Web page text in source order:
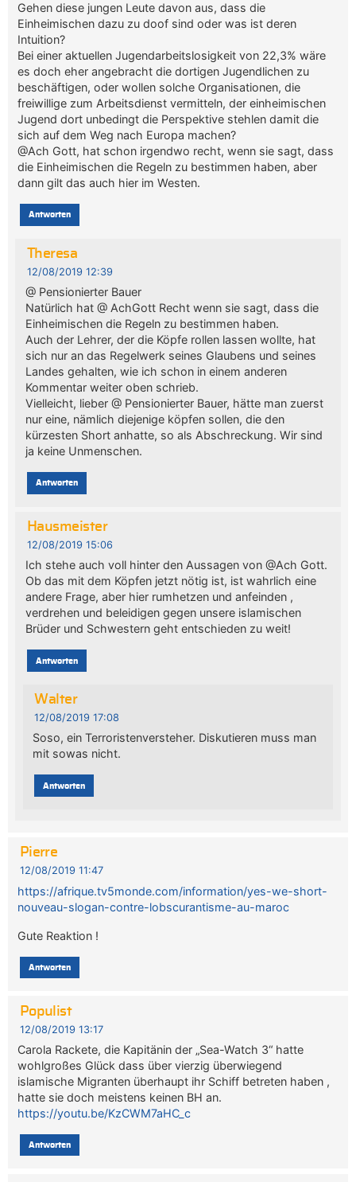
Gehen diese jungen Leute davon aus, dass die
Einheimischen dazu zu doof sind oder was ist deren
Intuition?
Bei einer aktuellen Jugendarbeitslosigkeit von 22,3% wäre
es doch eher angebracht die dortigen Jugendlichen zu
beschäftigen, oder wollen solche Organisationen, die
freiwillige zum Arbeitsdienst vermitteln, der einheimischen
Jugend dort unbedingt die Perspektive stehlen damit die
sich auf dem Weg nach Europa machen?
@Ach Gott, hat schon irgendwo recht, wenn sie sagt, dass
die Einheimischen die Regeln zu bestimmen haben, aber
dann gilt das auch hier im Westen.
Antworten
Theresa
12/08/2019 12:39
@ Pensionierter Bauer
Natürlich hat @ AchGott Recht wenn sie sagt, dass die
Einheimischen die Regeln zu bestimmen haben.
Auch der Lehrer, der die Köpfe rollen lassen wollte, hat
sich nur an das Regelwerk seines Glaubens und seines
Landes gehalten, wie ich schon in einem anderen
Kommentar weiter oben schrieb.
Vielleicht, lieber @ Pensionierter Bauer, hätte man zuerst
nur eine, nämlich diejenige köpfen sollen, die den
kürzesten Short anhatte, so als Abschreckung. Wir sind
ja keine Unmenschen.
Antworten
Hausmeister
12/08/2019 15:06
Ich stehe auch voll hinter den Aussagen von @Ach Gott.
Ob das mit dem Köpfen jetzt nötig ist, ist wahrlich eine
andere Frage, aber hier rumhetzen und anfeinden ,
verdrehen und beleidigen gegen unsere islamischen
Brüder und Schwestern geht entschieden zu weit!
Antworten
Walter
12/08/2019 17:08
Soso, ein Terroristenversteher. Diskutieren muss man
mit sowas nicht.
Antworten
Pierre
12/08/2019 11:47
https://afrique.tv5monde.com/information/yes-we-short-
nouveau-slogan-contre-lobscurantisme-au-maroc
Gute Reaktion !
Antworten
Populist
12/08/2019 13:17
Carola Rackete, die Kapitänin der „Sea-Watch 3“ hatte
wohlgroßes Glück dass über vierzig überwiegend
islamische Migranten überhaupt ihr Schiff betreten haben ,
hatte sie doch meistens keinen BH an.
https://youtu.be/KzCWM7aHC_c
Antworten